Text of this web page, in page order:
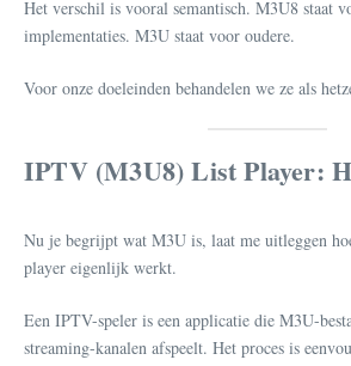
Het verschil is vooral semantisch. M3U8 staat
implementaties. M3U staat voor oudere.
Voor onze doeleinden behandelen we ze als
IPTV (M3U8) List Player:
Nu je begrijpt wat M3U is, laat me uitleggen
player eigenlijk werkt.
Een IPTV-speler is een applicatie die M3U-
streaming-kanalen afspeelt. Het proces is